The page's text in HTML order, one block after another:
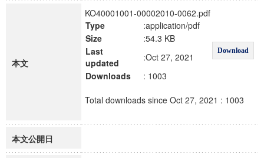
本文
KO40001001-00002010-0062.pdf
Type
:application/pdf
Download
Size
:54.3 KB
Last
updated
:Oct 27, 2021
Downloads
: 1003
Total downloads since Oct 27, 2021 : 1003
本文公開日